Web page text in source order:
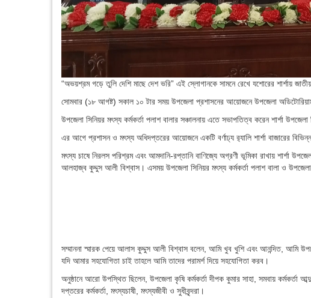
“অভয়শ্রম গড়ে তুলি দেশি মাছে দেশ ভরি” এই স্লোগানকে সামনে রেখে যশোরের শার্শায়
সোমবার (১৮ আগষ্ট) সকাল ১০ টার সময় উপজেলা প্রশাসনের আয়োজনে উপজেলা
উপজেলা সিনিয়র মৎস্য কর্মকর্তা পলাশ বালার সঞ্চালনায় এতে সভাপতিত্ব করেন শার্শা উপজেলা
এর আগে প্রশাসন ও মৎস্য অধিদপ্তরের আয়োজনে একটি বর্ণাঢ্য র‍্যালি শার্শা বাজারের
মৎস্য চাষে নিরলস পরিশ্রম এবং আমদানি-রপ্তানি বাণিজ্যে অগ্রণী ভূমিকা রাখায় শার্শা
আলহাজ্ব কুদ্দুস আলী বিশ্বাস। এসময় উপজেলা সিনিয়র মৎস্য কর্মকর্তা পলাশ বালা ও উপজেলা
সম্মাননা স্মারক পেয়ে আলাস কুদ্দুস আলী বিশ্বাস বলেন, আমি খুব খুশি এবং আনন্দিত, আমি
যদি আমার সহযোগিতা চাই তাহলে আমি তাদের পরামর্শ দিয়ে সহযোগিতা করব।
অনুষ্ঠানে আরো উপস্থিত ছিলেন, উপজেলা কৃষি কর্মকর্তা দীপক কুমার সাহা, সমবায় কর্মকর্তা
দপ্তরের কর্মকর্তা, মৎস্যচাষী, মৎস্যজীবী ও সুধীবৃন্দরা।